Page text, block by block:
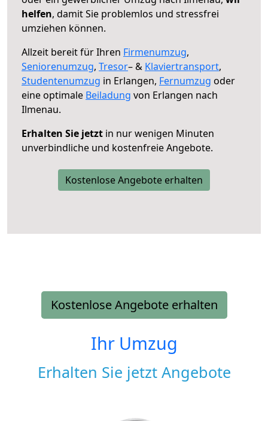
helfen, damit Sie problemlos und stressfrei
umziehen können.
Allzeit bereit für Ihren Firmenumzug,
Seniorenumzug, Tresor– & Klaviertransport,
Studentenumzug in Erlangen, Fernumzug oder
eine optimale Beiladung von Erlangen nach
Ilmenau.
Erhalten Sie jetzt in nur wenigen Minuten
unverbindliche und kostenfreie Angebote.
Kostenlose Angebote erhalten
Kostenlose Angebote erhalten
Ihr Umzug
Erhalten Sie jetzt Angebote